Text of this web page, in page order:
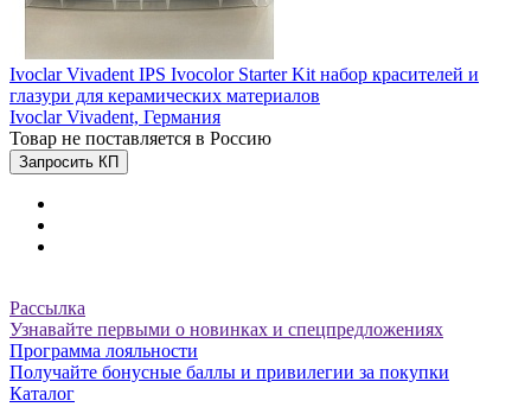
Ivoclar Vivadent IPS Ivocolor Starter Kit набор красителей и
глазури для керамических материалов
Ivoclar Vivadent, Германия
Товар не поставляется в Россию
Запросить КП
Рассылка
Узнавайте первыми о новинках и спецпредложениях
Программа лояльности
Получайте бонусные баллы и привилегии за покупки
Каталог